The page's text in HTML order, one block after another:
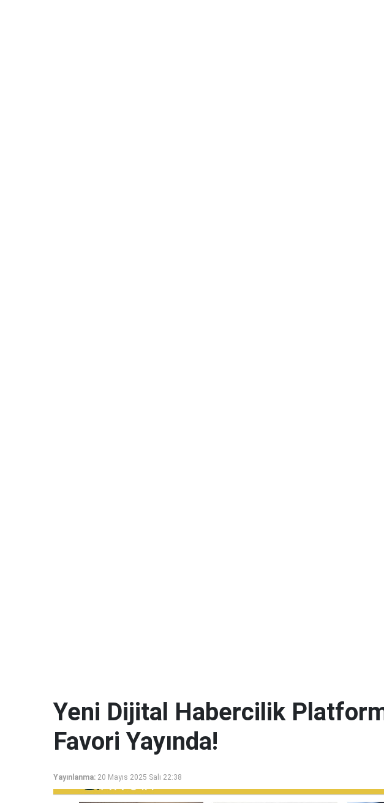
Yeni Dijital Habercilik
Favori Yayında!
Yayınlanma: 20 Mayıs 2025 Salı 22:38